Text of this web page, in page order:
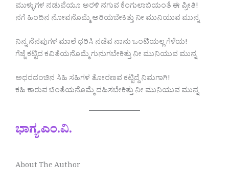
ಮುಳ್ಳುಗಳ ನಡುವೆಯೂ ಅರಳಿ ನಗುವ ಕೆಂಗುಲಾಬಿಯಂತೆ ಈ ಪ್ರೀತಿ!
ನಗೆ ಹಿಂದಿನ ನೋವನೊಮ್ಮೆ ಅರಿಯಬೇಕಿತ್ತು ನೀ ಮುನಿಯುವ ಮುನ್ನ
ನಿನ್ನ ನೆನಪುಗಳ ಮಾಲೆ ಧರಿಸಿ ನಡೆವ ನಾನು ಒಂಟಿಯಲ್ಲ ಗೆಳೆಯ!
ಗೆಜ್ಜೆ ಕಟ್ಟಿದ ಕವಿತೆಯನೊಮ್ಮೆ ಗುನುಗಬೇಕಿತ್ತು ನೀ ಮುನಿಯುವ ಮುನ್ನ
ಅಧರದಂಚಿನ ಸಿಹಿ ಸಹಿಗಳ ತೋರಣವ ಕಟ್ಟಿದ್ದೆ ನಿಮಗಾಗಿ!
ಕಹಿ ಕಾರುವ ಚಿಂತೆಯನೊಮ್ಮೆ ದಹಿಸಬೇಕಿತ್ತು ನೀ ಮುನಿಯುವ ಮುನ್ನ
ಭಾಗ್ಯ.ಎಂ.ವಿ.
About The Author